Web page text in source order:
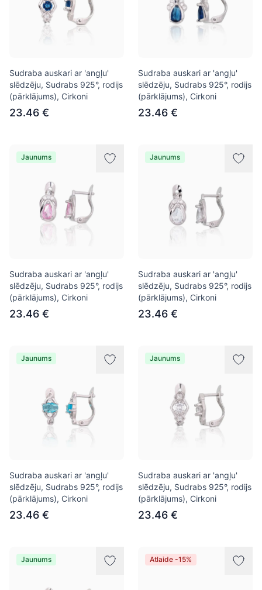
Sudraba auskari ar 'angļu'
slēdzēju, Sudrabs 925°, rodijs
(pārklājums), Cirkoni
23.46 €
Sudraba auskari ar 'angļu'
slēdzēju, Sudrabs 925°, rodijs
(pārklājums), Cirkoni
23.46 €
Jaunums
Sudraba auskari ar 'angļu'
slēdzēju, Sudrabs 925°, rodijs
(pārklājums), Cirkoni
23.46 €
Jaunums
Sudraba auskari ar 'angļu'
slēdzēju, Sudrabs 925°, rodijs
(pārklājums), Cirkoni
23.46 €
Jaunums
Sudraba auskari ar 'angļu'
slēdzēju, Sudrabs 925°, rodijs
(pārklājums), Cirkoni
23.46 €
Jaunums
Sudraba auskari ar 'angļu'
slēdzēju, Sudrabs 925°, rodijs
(pārklājums), Cirkoni
23.46 €
Jaunums Atlaide -15%